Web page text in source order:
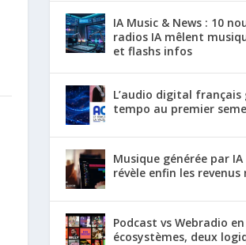
IA Music & News : 10
radios IA mêlent
et flashs infos
L’audio digital français
tempo au premier
Musique générée par IA
révèle enfin les revenus
Podcast vs Webradio
écosystèmes, deux